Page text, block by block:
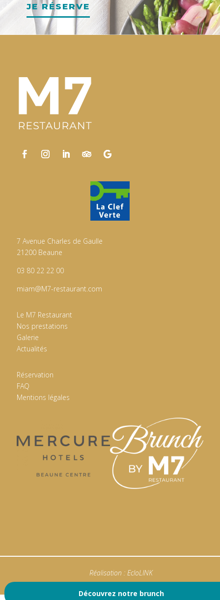
Découvrez notre brunch
JE RÉSERVE
7 Avenue Charles de Gaulle
21200 Beaune
03 80 22 22 00
miam@M7-restaurant.com
Le M7 Restaurant
Nos prestations
Galerie
Actualités
Réservation
FAQ
Mentions légales
Réalisation : EcloLINK